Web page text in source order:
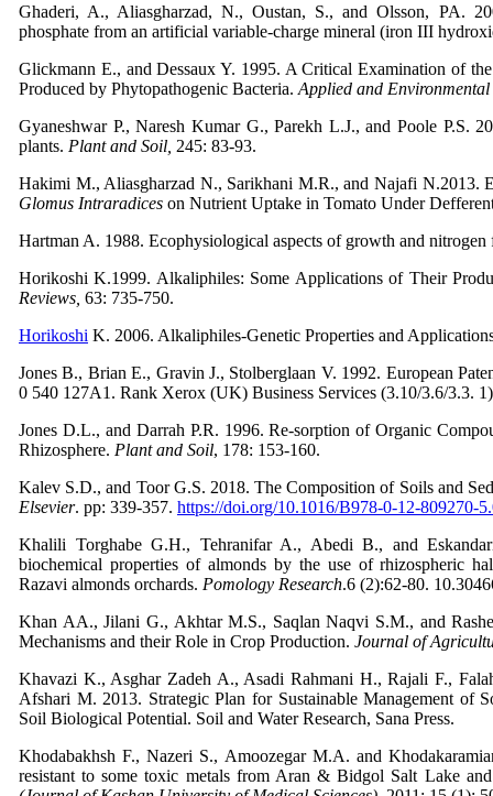
Ghaderi, A., Aliasgharzad, N., Oustan, S., and Olsson, PA.
phosphate from an artificial variable-charge mineral (iron III
Glickmann E., and Dessaux Y. 1995. A Critical Examination of
Produced by Phytopathogenic Bacteria. Applied and
Gyaneshwar P., Naresh Kumar G., Parekh L.J., and Poole P.S.
plants. Plant and Soil, 245: 83-93.
Hakimi M., Aliasgharzad N., Sarikhani M.R., and Najafi N.2013.
Glomus Intraradices on Nutrient Uptake in Tomato Under
Hartman A. 1988. Ecophysiological aspects of growth and
Horikoshi K.1999. Alkaliphiles: Some Applications of Their
Reviews, 63: 735-750.
Horikoshi K. 2006. Alkaliphiles-Genetic Properties and
Jones B., Brian E., Gravin J., Stolberglaan V. 1992. European
0 540 127A1. Rank Xerox (UK) Business Services (3.10/3.6/3.3.
Jones D.L., and Darrah P.R. 1996. Re-sorption of Organic
Rhizosphere. Plant and Soil, 178: 153-160.
Kalev S.D., and Toor G.S. 2018. The Composition of Soils and
Elsevier. pp: 339-357. https://doi.org/10.1016/B978-0-12-809270-
Khalili Torghabe G.H., Tehranifar A., Abedi B., and
biochemical properties of almonds by the use of rhizospheric
Razavi almonds orchards. Pomology Research.6 (2):62-80.
Khan AA., Jilani G., Akhtar M.S., Saqlan Naqvi S.M., and
Mechanisms and their Role in Crop Production. Journal of
Khavazi K., Asghar Zadeh A., Asadi Rahmani H., Rajali F.,
Afshari M. 2013. Strategic Plan for Sustainable Management of
Soil Biological Potential. Soil and Water Research, Sana Press.
Khodabakhsh F., Nazeri S., Amoozegar M.A. and
resistant to some toxic metals from Aran & Bidgol Salt Lake